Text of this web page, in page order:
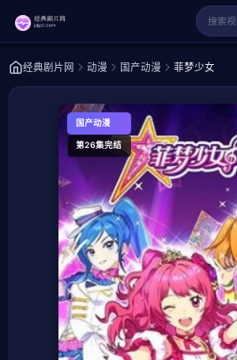
经典剧片网 动漫 国产动漫 菲梦少女
国产动漫
第26集完结